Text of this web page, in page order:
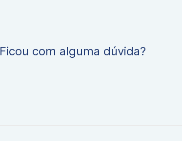
Ficou com alguma dúvida?